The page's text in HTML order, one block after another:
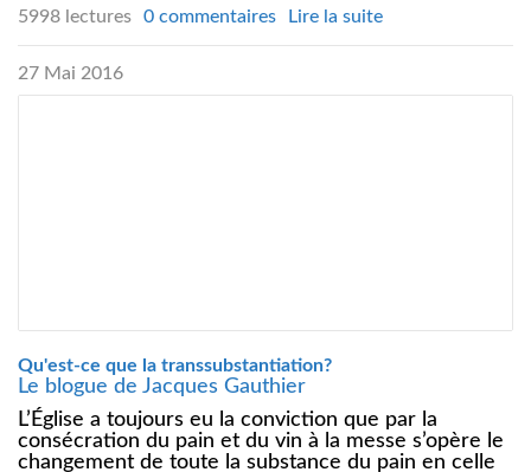
5998 lectures 0 commentaires Lire la suite
27 Mai 2016
Qu'est-ce que la transsubstantiation?
Le blogue de Jacques Gauthier
L’Église a toujours eu la conviction que par la
consécration du pain et du vin à la messe s’opère le
changement de toute la substance du pain en celle